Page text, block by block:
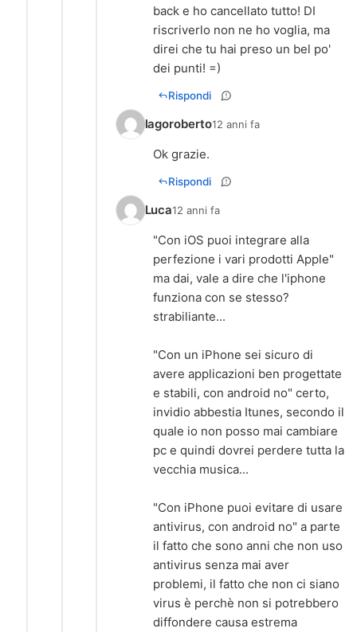
back e ho cancellato tutto! DI
riscriverlo non ne ho voglia, ma
direi che tu hai preso un bel po'
dei punti! =)
Rispondi
lagoroberto12 anni fa
Ok grazie.
Rispondi
Luca12 anni fa
"Con iOS puoi integrare alla
perfezione i vari prodotti Apple"
ma dai, vale a dire che l'iphone
funziona con se stesso?
strabiliante...
"Con un iPhone sei sicuro di
avere applicazioni ben progettate
e stabili, con android no" certo,
invidio abbestia Itunes, secondo il
quale io non posso mai cambiare
pc e quindi dovrei perdere tutta la
vecchia musica...
"Con iPhone puoi evitare di usare
antivirus, con android no" a parte
il fatto che sono anni che non uso
antivirus senza mai aver
problemi, il fatto che non ci siano
virus è perchè non si potrebbero
diffondere causa estrema